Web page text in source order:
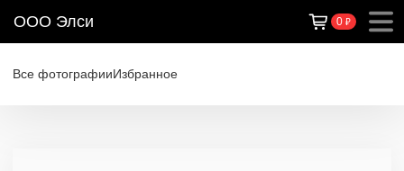
ООО Элси 0 ₽
Все фотографииИзбранное